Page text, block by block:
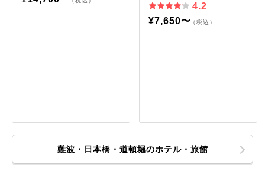
4.2
¥7,650〜（税込）
難波・日本橋・道頓堀のホテル・旅館